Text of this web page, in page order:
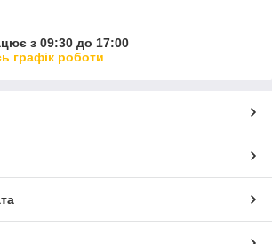
з 09:30 до 17:00
графік роботи